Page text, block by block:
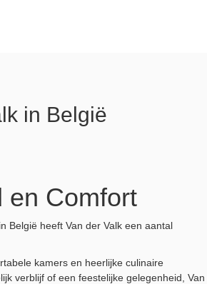
in België
en Comfort
België heeft Van der Valk een aantal
kamers en heerlijke culinaire
verblijf of een feestelijke gelegenheid, Van